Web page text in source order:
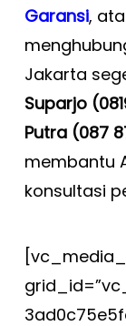
Garansi,
Jakarta
Suparjo
Putra (087
membantu
konsultasi